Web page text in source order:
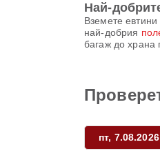
Най-
Вземете
най-добрия
багаж до храна
пт, 7.08.2026